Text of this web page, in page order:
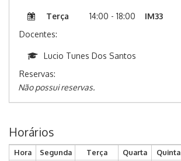
Terça 14:00 - 18:00
IM33
Docentes:
Lucio Tunes Dos Santos
Reservas:
Não possui reservas.
Horários
Hora Segunda Terça Quarta Quinta